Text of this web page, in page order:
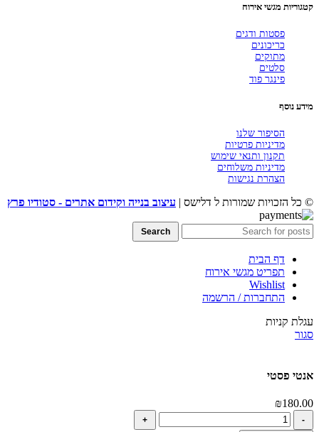
קטגוריות מגשי אירוח
פסטות ודגים
כריכונים
מתוקים
סלטים
פינגר פוד
מידע נוסף
הסיפור שלנו
מדיניות פרטיות
תקנון ותנאי שימוש
מדיניות משלוחים
הצהרת נגישות
© כל הזכויות שמורות ל דלישס | עיצוב בנייה וקידום אתרים - סטודיו פרץ
Search
דף הבית
תפריט מגשי אירוח
Wishlist
התחברות / הרשמה
עגלת קניות
סגור
אנטי פסטי
₪180.00